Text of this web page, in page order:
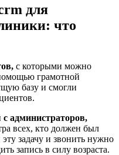
для
что
с которыми можно
грамотной
базу и смогли
администраторов,
всех, кто должен был
задачу и звонить нужно
запись в силу возраста.